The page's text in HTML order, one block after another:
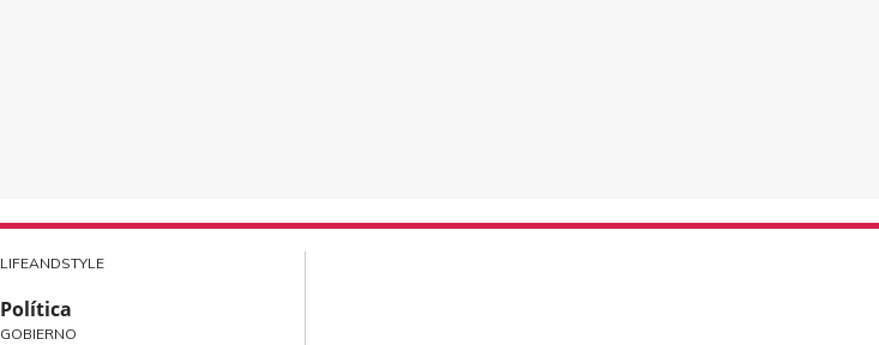
LIFEANDSTYLE
Política
GOBIERNO